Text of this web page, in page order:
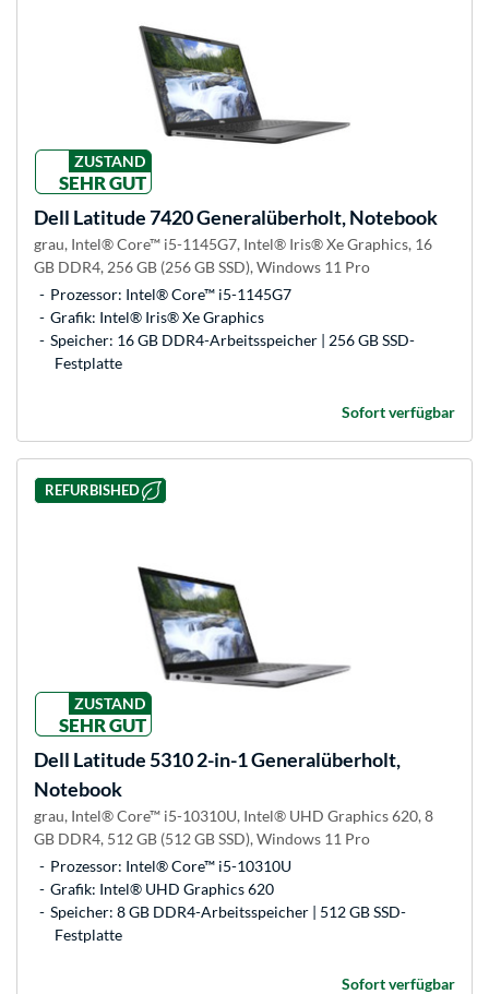
ZUSTAND
SEHR GUT
Dell Latitude 7420 Generalüberholt, Notebook
grau, Intel® Core™ i5-1145G7, Intel® Iris® Xe Graphics, 16
GB DDR4, 256 GB (256 GB SSD), Windows 11 Pro
Prozessor: Intel® Core™ i5-1145G7
Grafik: Intel® Iris® Xe Graphics
Speicher: 16 GB DDR4-Arbeitsspeicher | 256 GB SSD-
Festplatte
Sofort verfügbar
REFURBISHED
ZUSTAND
SEHR GUT
Dell Latitude 5310 2-in-1 Generalüberholt,
Notebook
grau, Intel® Core™ i5-10310U, Intel® UHD Graphics 620, 8
GB DDR4, 512 GB (512 GB SSD), Windows 11 Pro
Prozessor: Intel® Core™ i5-10310U
Grafik: Intel® UHD Graphics 620
Speicher: 8 GB DDR4-Arbeitsspeicher | 512 GB SSD-
Festplatte
Sofort verfügbar